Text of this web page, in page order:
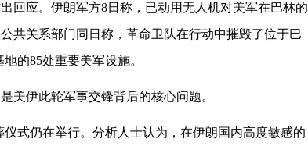
回应。伊朗军方8日称，已动用无人机对美军在巴林的
共关系部门同日称，革命卫队在行动中摧毁了位于巴
的85处重要美军设施。
美伊此轮军事交锋背后的核心问题。
式仍在举行。分析人士认为，在伊朗国内高度敏感的